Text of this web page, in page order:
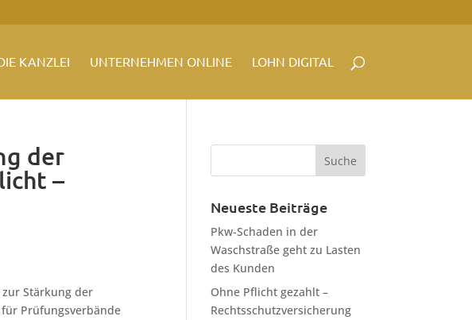
KANZLEI UNTERNEHMEN ONLINE LOHN DIGITAL
der
–
zur Stärkung der
Prüfungsverbände
Neueste Beiträge
Pkw-Schaden in der
Waschstraße geht zu Lasten
des Kunden
Ohne Pflicht gezahlt –
Rechtsschutzversicherung